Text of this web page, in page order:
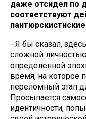
даже отсидел по
соответствуют
- Я бы сказал,
сложной
определенной
время, на которое
переломный этап
Просыпается
идентичности,